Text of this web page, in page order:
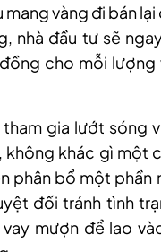
mang vàng đi bán
nhà đầu tưsẽ
cho mỗi lượng
gia lướt sóng
khác gì một
phân bổ một phần
đối tránh tình
mượn để lao